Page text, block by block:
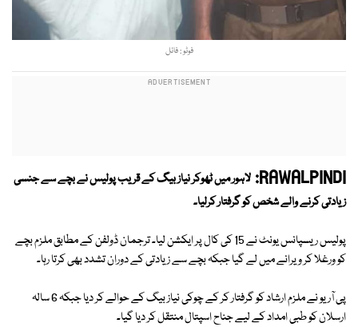
فوٹو : فائل
RAWALPINDI: لاہور میں ٹھوکر نیاز بیگ کے قریب پولیس نے بچے سے جنسی
زیادتی کرنے والے شخص کو گرفتار کرلیا۔
پولیس ریسپانس یونٹ نے 15 کی کال پر ایکشن لیا۔ ترجمان ڈولفن کے مطابق ملزم بچے
کو ورغلا کر ویرانے میں لے گیا جبکہ بچے سے زیادتی کے دوران تشدد بھی کرتا رہا۔
پی آر یو نے ملزم ارشاد کو گرفتار کر کے چوکی نیاز بیگ کے حوالے کر دیا جبکہ 6 سالہ
ارسلان کو طبی امداد کے لیے جناح اسپتال منتقل کر دیا گیا۔